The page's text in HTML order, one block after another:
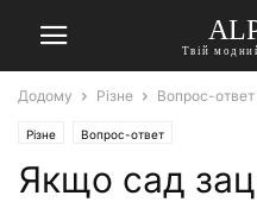
Твій
Додому Різне Вопрос-ответ
Різне Вопрос-ответ
Якщо сад